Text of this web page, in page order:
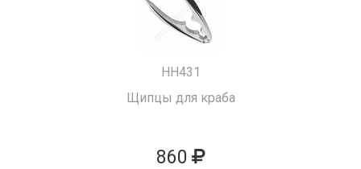
HH431
Щипцы для краба
860